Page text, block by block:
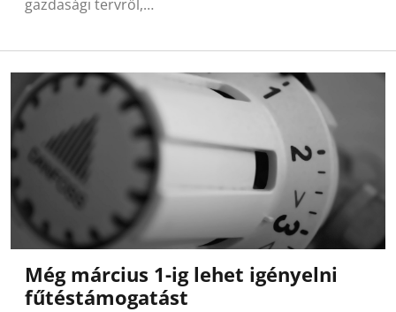
gazdasági tervről,…
Még március 1-ig lehet igényelni
fűtéstámogatást